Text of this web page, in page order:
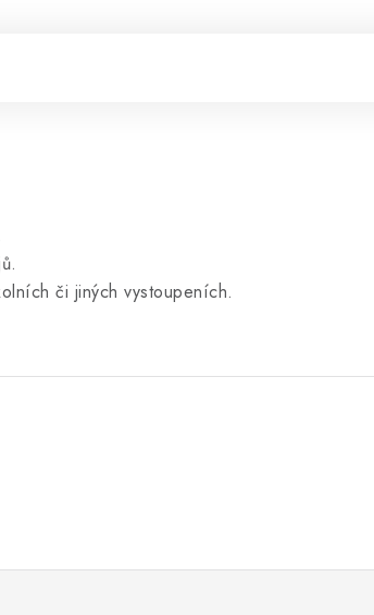
či jiných vystoupeních.